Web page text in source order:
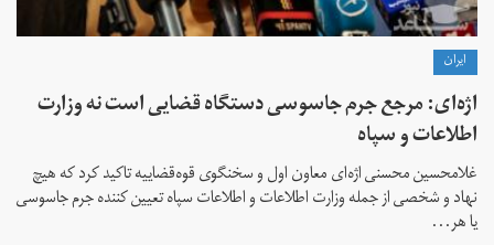
ايران
اژه‌ای: مرجع جرم جاسوسی دستگاه قضایی است نه وزارت
اطلاعات و سپاه
غلامحسین محسنی اژه‌ای معاون اول و سخنگوی قوه‌قضاییه تاکید کرد که هیچ
نهاد و شخصی از جمله وزارت اطلاعات و اطلاعات سپاه تعیین کننده جرم جاسوسی
یا هر...